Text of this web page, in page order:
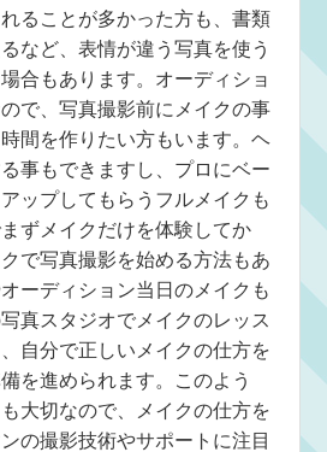
ることが多かった方も、書類
など、表情が違う写真を使う
合もあります。オーディショ
で、写真撮影前にメイクの事
間を作りたい方もいます。ヘ
事もできますし、プロにベー
ップしてもらうフルメイクも
ずメイクだけを体験してか
で写真撮影を始める方法もあ
ーディション当日のメイクも
真スタジオでメイクのレッス
自分で正しいメイクの仕方を
を進められます。このよう
大切なので、メイクの仕方を
の撮影技術やサポートに注目